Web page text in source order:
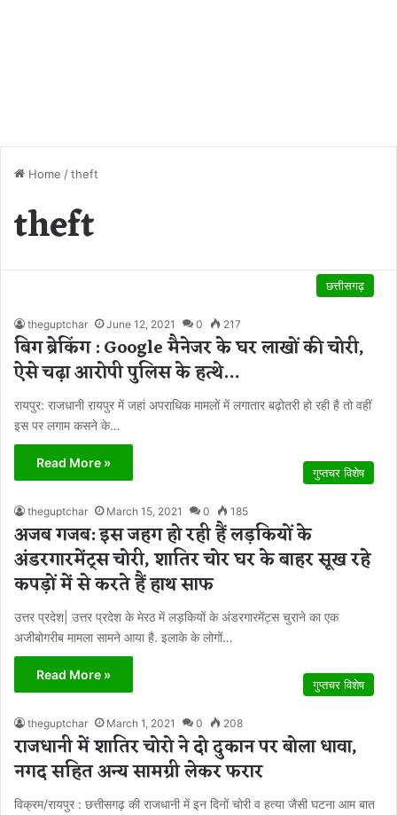
Home /theft
theft
छत्तीसगढ़
theguptchar June 12, 2021 0 217
बिग ब्रेकिंग : Google मैनेजर के घर लाखों की चोरी,
ऐसे चढ़ा आरोपी पुलिस के हत्थे…
रायपुर: राजधानी रायपुर में जहां अपराधिक मामलों में लगातार बढ़ोतरी हो रही है तो वहीं
इस पर लगाम कसने के…
Read More »
गुप्तचर विशेष
theguptchar March 15, 2021 0 185
अजब गजब: इस जहग हो रही हैं लड़कियों के
अंडरगारमेंट्स चोरी, शातिर चोर घर के बाहर सूख रहे
कपड़ों में से करते हैं हाथ साफ
उत्तर प्रदेश| उत्तर प्रदेश के मेरठ में लड़कियों के अंडरगारमेंट्स चुराने का एक
अजीबोगरीब मामला सामने आया है. इलाके के लोगों…
Read More »
गुप्तचर विशेष
theguptchar March 1, 2021 0 208
राजधानी में शातिर चोरो ने दो दुकान पर बोला धावा,
नगद सहित अन्य सामग्री लेकर फरार
विक्रम/रायपुर : छत्तीसगढ़ की राजधानी में इन दिनों चोरी व हत्या जैसी घटना आम बात